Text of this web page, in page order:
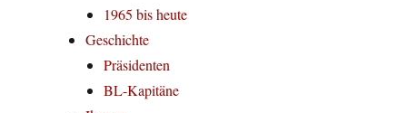
1965 bis heute
Geschichte
Präsidenten
BL-Kapitäne